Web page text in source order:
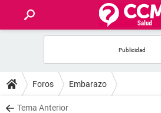
FOROS
SALUD
Foros Embarazo
Tema Anterior